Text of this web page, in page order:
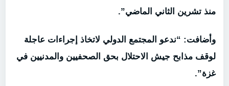
منذ تشرين الثاني الماضي”.
وأضافت: “ندعو المجتمع الدولي لاتخاذ إجراءات عاجلة
لوقف مذابح جيش الاحتلال بحق الصحفيين والمدنيين في
غزة”.